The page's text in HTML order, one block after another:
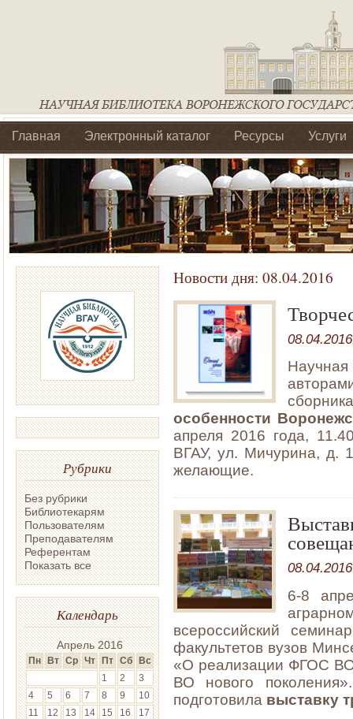
Главная Электронный каталог Ресурсы Услуги
Библиотеки регионального отделения Ассоциации
Рубрики
Без рубрики
Библиотекарям
Пользователям
Преподавателям
Референтам
Показать все
Календарь
Апрель 2016
Пн Вт Ср Чт Пт Сб Вс
1
2
3
4
5 6 7 8 9
10
11
12 13 14 15 16
17
Новости дня: 08.04.2016
08.04.2016
особенности
апреля 2016 года,
ВГАУ, ул. Мичурина, д.
желающие.
08.04.2016
6-8
всероссийский
факультетов вузов
«О реализации ФГОС
ВО нового
подготовила выставку